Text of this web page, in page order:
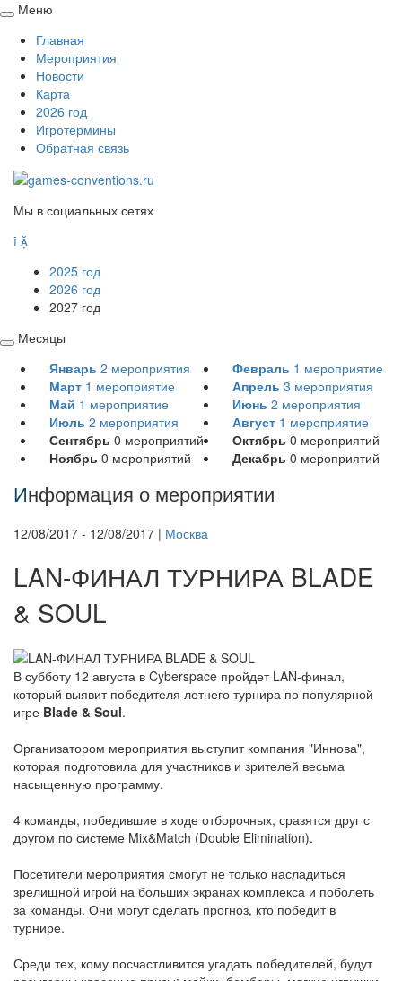
Свернуть
развернуть
Меню
Главная
Мероприятия
Новости
Карта
2026 год
Игротермины
Обратная связь
Мы в социальных сетях
 
2025 год
2026 год
2027 год
Свернуть
развернуть
Месяцы
Январь 2 мероприятия Февраль 1 мероприятие
Март 1 мероприятие Апрель 3 мероприятия
Май 1 мероприятие Июнь 2 мероприятия
Июль 2 мероприятия Август 1 мероприятие
Сентябрь 0 мероприятий Октябрь 0 мероприятий
Ноябрь 0 мероприятий Декабрь 0 мероприятий
Информация о мероприятии
12/08/2017 - 12/08/2017 | Москва
LAN-ФИНАЛ ТУРНИРА BLADE
& SOUL
В субботу 12 августа в Cyberspace пройдет LAN-финал,
который выявит победителя летнего турнира по популярной
игре Blade & Soul.
Организатором мероприятия выступит компания "Иннова",
которая подготовила для участников и зрителей весьма
насыщенную программу.
4 команды, победившие в ходе отборочных, сразятся друг с
другом по системе Mix&Match (Double Elimination).
Посетители мероприятия смогут не только насладиться
зрелищной игрой на больших экранах комплекса и поболеть
за команды. Они могут сделать прогноз, кто победит в
турнире.
Среди тех, кому посчастливится угадать победителей, будут